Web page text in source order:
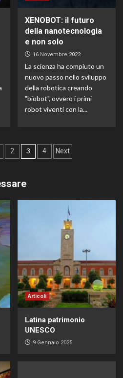
XENOBOT: il futuro
della nanotecnologia
e non solo
16 Novembre 2022
La scienza ha compiuto un
nuovo passo nello sviluppo
della robotica creando
"biobot", ovvero i primi
robot viventi con la...
2 3 4 Next
Articoli
Latina patrimonio
UNESCO
9 Gennaio 2025